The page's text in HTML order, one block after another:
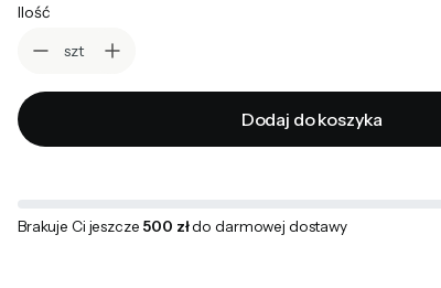
Ilość
szt
Dodaj do koszyka
Brakuje Ci jeszcze 500 złdo darmowej dostawy